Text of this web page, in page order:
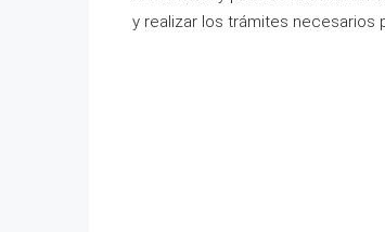
y realizar los trámites necesarios